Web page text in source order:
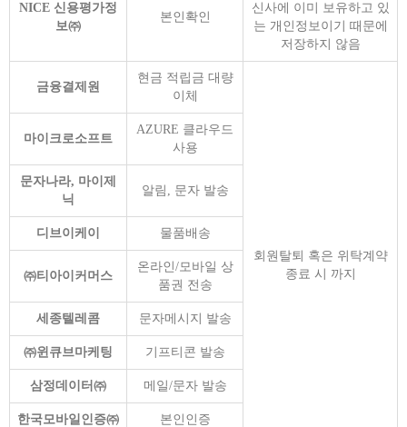
NICE 신용평가정
보㈜
본인확인
신사에 이미 보유하고 있
는 개인정보이기 때문에
저장하지 않음
금융결제원
현금 적립금 대량
이체
회원탈퇴 혹은 위탁계약
종료 시 까지
마이크로소프트
AZURE 클라우드
사용
문자나라, 마이제
닉
알림, 문자 발송
디브이케이 물품배송
㈜티아이커머스
온라인/모바일 상
품권 전송
세종텔레콤 문자메시지 발송
㈜윈큐브마케팅 기프티콘 발송
삼정데이터㈜ 메일/문자 발송
한국모바일인증㈜ 본인인증